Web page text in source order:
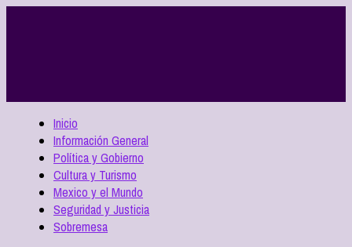
Inicio
Información General
Política y Gobierno
Cultura y Turismo
Mexico y el Mundo
Seguridad y Justicia
Sobremesa